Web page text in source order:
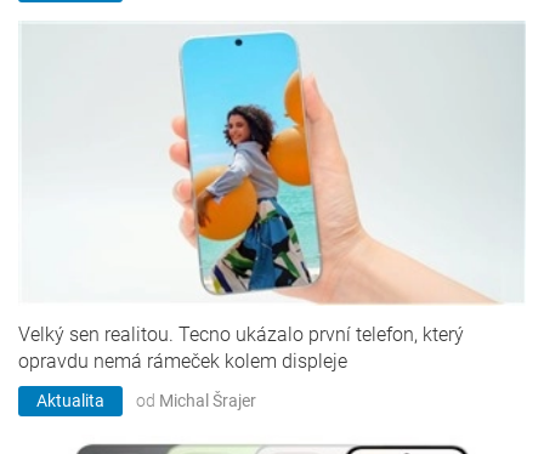
Velký sen realitou. Tecno ukázalo první telefon, který
opravdu nemá rámeček kolem displeje
Aktualita od Michal Šrajer